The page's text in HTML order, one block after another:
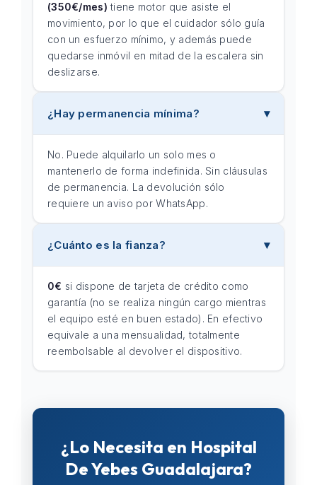
(350€/mes) tiene motor que asiste el
movimiento, por lo que el cuidador sólo guía
con un esfuerzo mínimo, y además puede
quedarse inmóvil en mitad de la escalera sin
deslizarse.
¿Hay permanencia mínima?
No. Puede alquilarlo un solo mes o
mantenerlo de forma indefinida. Sin cláusulas
de permanencia. La devolución sólo
requiere un aviso por WhatsApp.
¿Cuánto es la fianza?
0€ si dispone de tarjeta de crédito como
garantía (no se realiza ningún cargo mientras
el equipo esté en buen estado). En efectivo
equivale a una mensualidad, totalmente
reembolsable al devolver el dispositivo.
¿Lo Necesita en Hospital
De Yebes Guadalajara?